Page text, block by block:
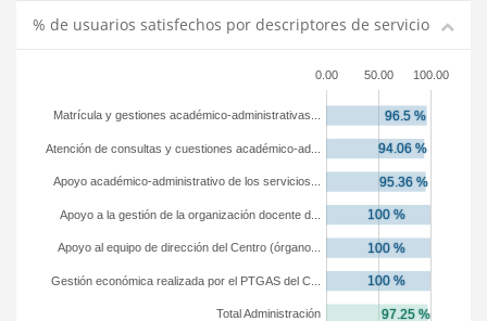
% de usuarios satisfechos por descriptores de servicio
0.00 50.00 100.00
Total Administración
Gestión económica realizada por el PTGAS del C...
Apoyo al equipo de dirección del Centro (órgano...
Apoyo a la gestión de la organización docente d...
Apoyo académico-administrativo de los servicios...
Atención de consultas y cuestiones académico-ad...
Matrícula y gestiones académico-administrativas...